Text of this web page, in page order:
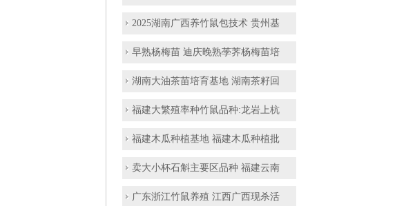
2025湖南广西养竹鼠包技术 贵州基
早熟杨梅苗 迪庆晚熟荸荠杨梅苗培
湖南大油茶苗培育基地 湖南茶籽回
福建大繁殖率种竹鼠品种:龙岩上杭
福建木瓜种植基地 福建木瓜种植批
卖大小杯石斛主要区品种 福建云南
广东浙江竹鼠养殖 江西广西现杀活